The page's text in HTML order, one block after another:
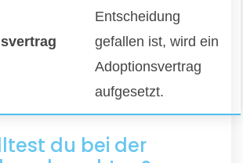
Entscheidung
gefallen ist, wird ein
Adoptionsvertrag
aufgesetzt.
du bei der